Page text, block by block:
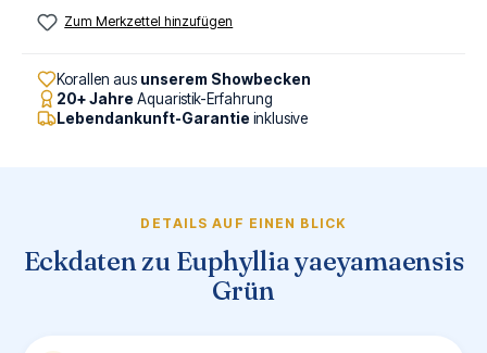
Zum Merkzettel hinzufügen
Korallen aus unserem Showbecken
20+ Jahre Aquaristik-Erfahrung
Lebendankunft-Garantie inklusive
DETAILS AUF EINEN BLICK
Eckdaten zu Euphyllia yaeyamaensis
Grün